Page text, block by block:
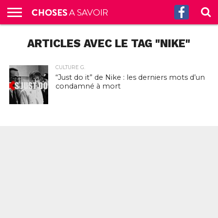
CULTURE
SCIENCES
SANTÉ
HISTOIRE
ÉCONOMIE
INCROYABLE
TECH
AUTRES
S’ABONNER
AUX
CONTACT
PROPOS
ARTICLES AVEC LE TAG "NIKE"
CULTURE G.
“Just do it” de Nike : les derniers mots d’un
condamné à mort